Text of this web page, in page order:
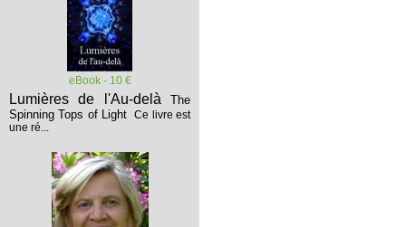
eBook - 10 €
Lumières de l'Au-delà The
Spinning Tops of Light Ce livre est
une ré...